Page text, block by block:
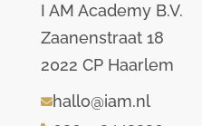
I AM Academy B.V.
Zaanenstraat 18
2022 CP Haarlem
hallo@iam.nl